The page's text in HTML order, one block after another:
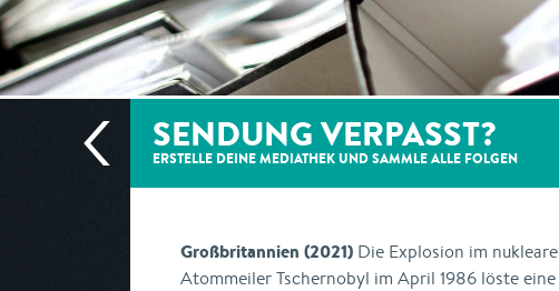
SENDUNG VERPASST?
ERSTELLE DEINE MEDIATHEK UND SAMMLE ALLE FOLGEN
Großbritannien (2021) Die Explosion im
Atommeiler Tschernobyl im April 1986 löste